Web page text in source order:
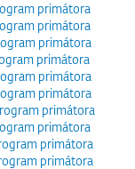
primátora
primátora
primátora
primátora
primátora
primátora
primátora
primátora
primátora
primátora